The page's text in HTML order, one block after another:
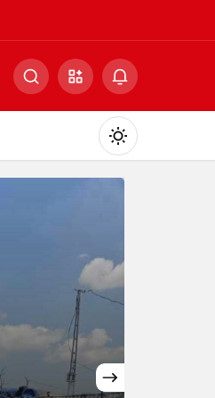
Mod
değiştir